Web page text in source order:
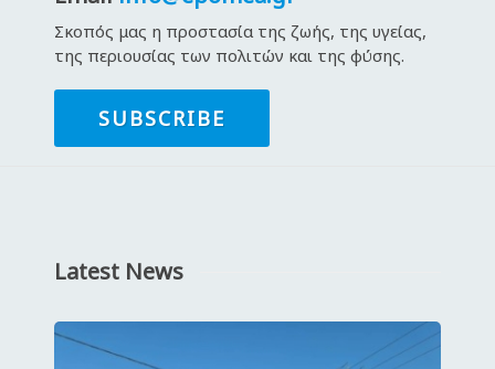
Σκοπός μας η προστασία της ζωής, της υγείας,
της περιουσίας των πολιτών και της φύσης.
SUBSCRIBE
Latest News